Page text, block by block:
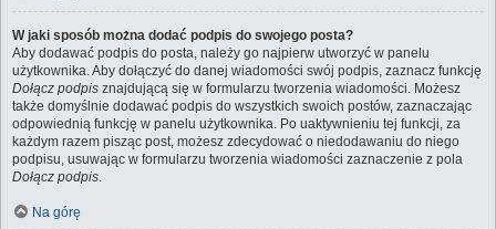
W jaki sposób można dodać podpis do swojego posta?
Aby dodawać podpis do posta, należy go najpierw utworzyć w panelu
użytkownika. Aby dołączyć do danej wiadomości swój podpis, zaznacz funkcję
Dołącz podpis znajdującą się w formularzu tworzenia wiadomości. Możesz
także domyślnie dodawać podpis do wszystkich swoich postów, zaznaczając
odpowiednią funkcję w panelu użytkownika. Po uaktywnieniu tej funkcji, za
każdym razem pisząc post, możesz zdecydować o niedodawaniu do niego
podpisu, usuwając w formularzu tworzenia wiadomości zaznaczenie z pola
Dołącz podpis.
Na górę